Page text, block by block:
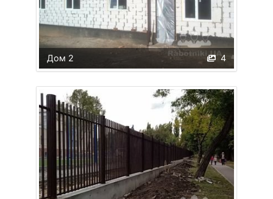
4
Дом 2